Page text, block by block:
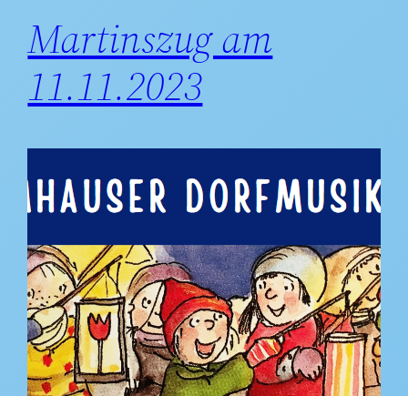
Martinszug am
11.11.2023